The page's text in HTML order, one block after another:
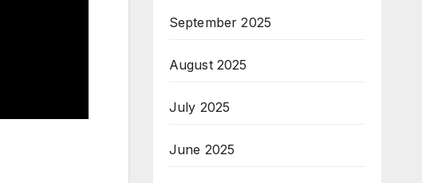
September 2025
August 2025
July 2025
June 2025